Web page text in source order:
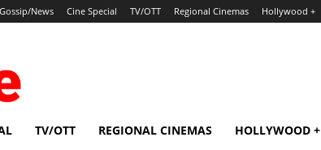
Gossip/News Cine Special TV/OTT Regional Cinemas Hollywood +
TV/OTT REGIONAL CINEMAS HOLLYWOOD +